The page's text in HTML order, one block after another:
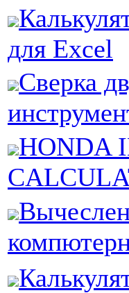
для Excel
Сверка
HONDA